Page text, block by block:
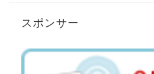
スポンサー